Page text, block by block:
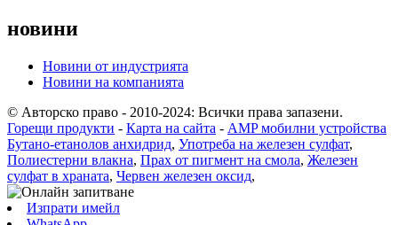
новини
Новини от индустрията
Новини на компанията
© Авторско право - 2010-2024: Всички права запазени.
Горещи продукти - Карта на сайта - AMP мобилни устройства
Бутано-етанолов анхидрид, Употреба на железен сулфат,
Полиестерни влакна, Прах от пигмент на смола, Железен
сулфат в храната, Червен железен оксид,
Изпрати имейл